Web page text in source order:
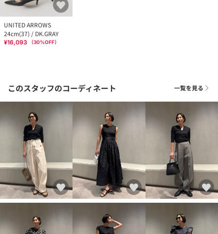
UNITED ARROWS
24cm(37) / DK.GRAY
¥16,093 （30%OFF）
このスタッフのコーディネート 一覧を見る